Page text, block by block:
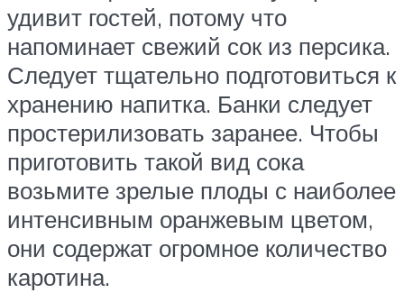
удивит гостей, потому что
напоминает свежий сок из персика.
Следует тщательно подготовиться к
хранению напитка. Банки следует
простерилизовать заранее. Чтобы
приготовить такой вид сока
возьмите зрелые плоды с наиболее
интенсивным оранжевым цветом,
они содержат огромное количество
каротина.